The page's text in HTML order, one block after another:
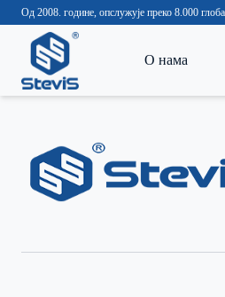
Од 2008. године, опслужује преко 8.000
О нама